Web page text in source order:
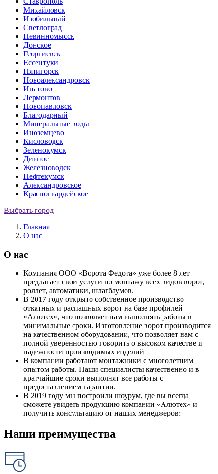
Михайловск
Изобильный
Светлоград
Невинномысск
Донское
Георгиевск
Ессентуки
Пятигорск
Новоалександровск
Ипатово
Лермонтов
Новопавловск
Благодарный
Минеральные воды
Иноземцево
Кисловодск
Зеленокумск
Дивное
Железноводск
Нефтекумск
Александровское
Красногвардейское
Выбрать город
Главная
О нас
О нас
Компания ООО «Ворота Федота» уже более 8 лет
предлагает свои услуги по монтажу всех видов ворот,
роллет, автоматики, шлагбаумов.
В 2017 году открыто собственное производство
откатных и распашных ворот на базе профилей
«Алютех», что позволяет нам выполнять работы в
минимальные сроки. Изготовление ворот производится
на качественном оборудовании, что позволяет нам с
полной уверенностью говорить о высоком качестве и
надежности производимых изделий.
В компании работают монтажники с многолетним
опытом работы. Наши специалисты качественно и в
кратчайшие сроки выполнят все работы с
предоставлением гарантии.
В 2019 году мы построили шоурум, где вы всегда
сможете увидеть продукцию компании «Алютех» и
получить консультацию от наших менеджеров:
Наши преимущества